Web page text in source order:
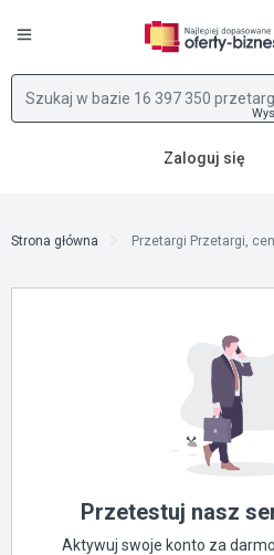
Zaloguj się
Strona główna Przetargi Przetargi,
Przetestuj nasz
Aktywuj swoje konto za